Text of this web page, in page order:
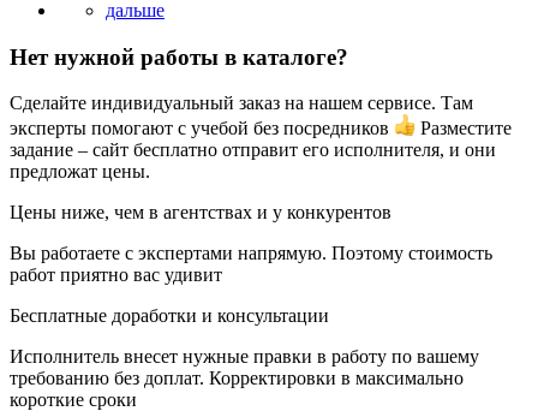
Нет нужной работы в каталоге?
Сделайте индивидуальный заказ на нашем сервисе. Там
эксперты помогают с учебой без посредников
Разместите
задание – сайт бесплатно отправит его исполнителя, и они
предложат цены.
Цены ниже, чем в агентствах и у конкурентов
Вы работаете с экспертами напрямую. Поэтому стоимость
работ приятно вас удивит
Бесплатные доработки и консультации
Исполнитель внесет нужные правки в работу по вашему
требованию без доплат. Корректировки в максимально
короткие сроки